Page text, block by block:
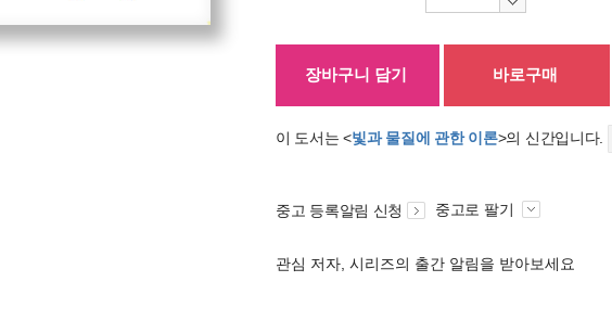
장바구니 담기 바로구매
이 도서는 <빛과 물질에 관한 이론>의 신간입니다.
중고 등록알림 신청 중고로 팔기
관심 저자, 시리즈의 출간 알림을 받아보세요